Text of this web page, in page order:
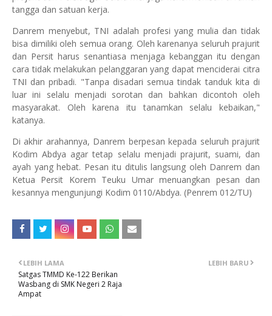
tangga dan satuan kerja.
Danrem menyebut, TNI adalah profesi yang mulia dan tidak
bisa dimiliki oleh semua orang. Oleh karenanya seluruh prajurit
dan Persit harus senantiasa menjaga kebanggan itu dengan
cara tidak melakukan pelanggaran yang dapat menciderai citra
TNI dan pribadi. "Tanpa disadari semua tindak tanduk kita di
luar ini selalu menjadi sorotan dan bahkan dicontoh oleh
masyarakat. Oleh karena itu tanamkan selalu kebaikan,"
katanya.
Di akhir arahannya, Danrem berpesan kepada seluruh prajurit
Kodim Abdya agar tetap selalu menjadi prajurit, suami, dan
ayah yang hebat. Pesan itu ditulis langsung oleh Danrem dan
Ketua Persit Korem Teuku Umar menuangkan pesan dan
kesannya mengunjungi Kodim 0110/Abdya. (Penrem 012/TU)
LEBIH BARU
LEBIH LAMA
Satgas TMMD Ke-122 Berikan
Wasbang di SMK Negeri 2 Raja
Ampat